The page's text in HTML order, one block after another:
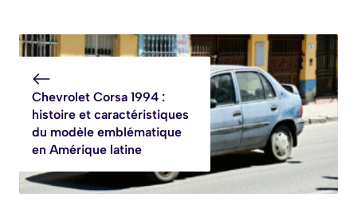
Chevrolet Corsa 1994 :
histoire et caractéristiques
du modèle emblématique
en Amérique latine